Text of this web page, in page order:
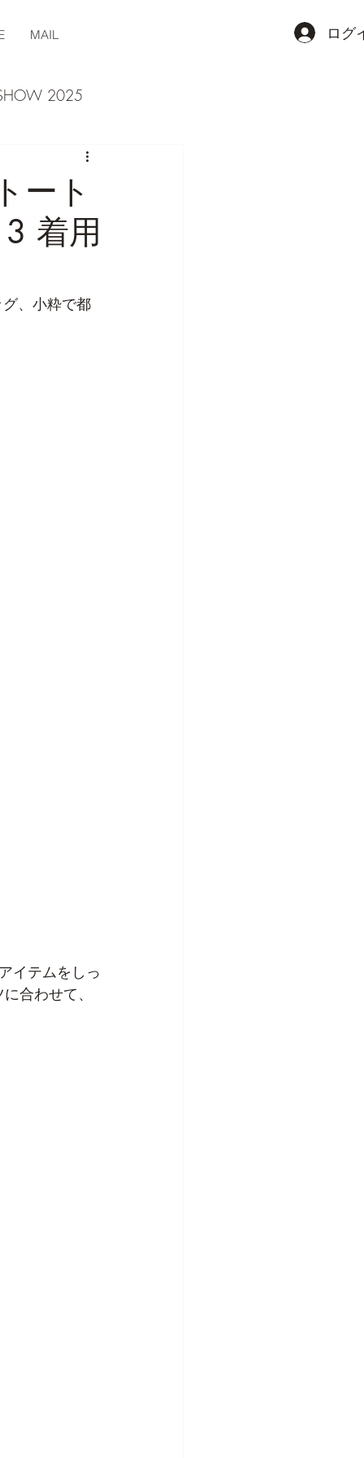
MAIL ログ
2025
ート
着用
、小粋で都
イテムをしっ
合わせて、